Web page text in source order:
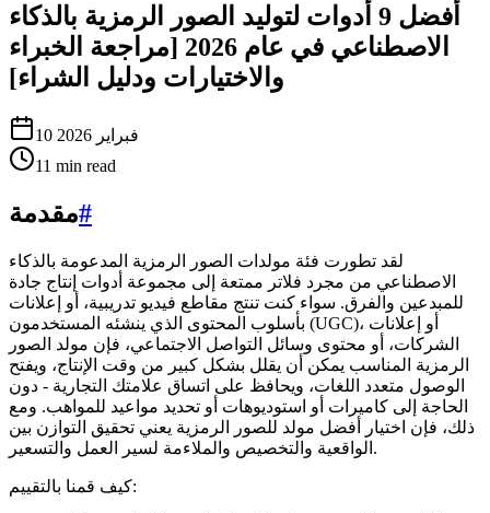
أفضل 9 أدوات لتوليد الصور الرمزية بالذكاء
الاصطناعي في عام 2026 [مراجعة الخبراء
والاختيارات ودليل الشراء]
10 فبراير 2026
11 min read
مقدمة#
لقد تطورت فئة مولدات الصور الرمزية المدعومة بالذكاء
الاصطناعي من مجرد فلاتر ممتعة إلى مجموعة أدوات إنتاج جادة
للمبدعين والفرق. سواء كنت تنتج مقاطع فيديو تدريبية، أو إعلانات
بأسلوب المحتوى الذي ينشئه المستخدمون (UGC)، أو إعلانات
الشركات، أو محتوى وسائل التواصل الاجتماعي، فإن مولد الصور
الرمزية المناسب يمكن أن يقلل بشكل كبير من وقت الإنتاج، ويفتح
الوصول متعدد اللغات، ويحافظ على اتساق علامتك التجارية - دون
الحاجة إلى كاميرات أو استوديوهات أو تحديد مواعيد للمواهب. ومع
ذلك، فإن اختيار أفضل مولد للصور الرمزية يعني تحقيق التوازن بين
الواقعية والتخصيص والملاءمة لسير العمل والتسعير.
كيف قمنا بالتقييم: